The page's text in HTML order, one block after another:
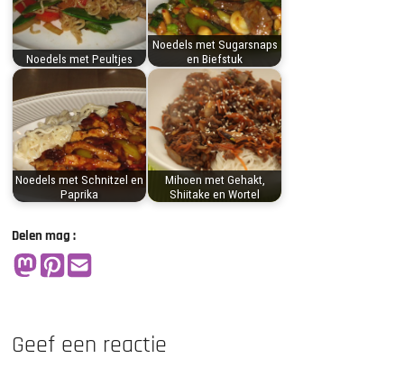
Noedels met Peultjes
Noedels met Sugarsnaps
en Biefstuk
Noedels met Schnitzel en
Paprika
Mihoen met Gehakt,
Shiitake en Wortel
Delen mag :
Geef een reactie